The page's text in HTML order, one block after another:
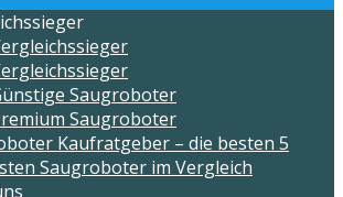
Saugroboter
Saugroboter
Kaufratgeber – die besten 5
Saugroboter im Vergleich